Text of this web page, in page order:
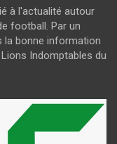
à l'actualité autour
football. Par un
la bonne information
Indomptables du